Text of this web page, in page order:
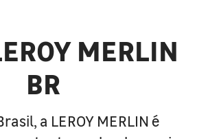
MERLIN
BR
a LEROY MERLIN é